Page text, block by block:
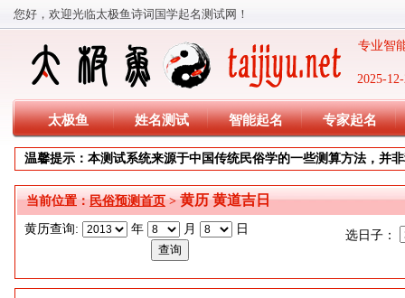
您好，欢迎光临太极鱼诗词国学起名测试网！
2025-
专业智
太极鱼 姓名测试 智能起名 专家起名
温馨提示：本测试系统来源于中国传统民俗学的一些测算方法，并
当前位置：民俗预测首页>黄历 黄道吉日
黄历查询: 年 月 日 选日子：